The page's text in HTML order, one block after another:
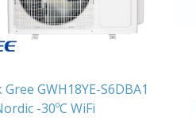
GWH18YE-S6DBA1
-30ºС WiFi